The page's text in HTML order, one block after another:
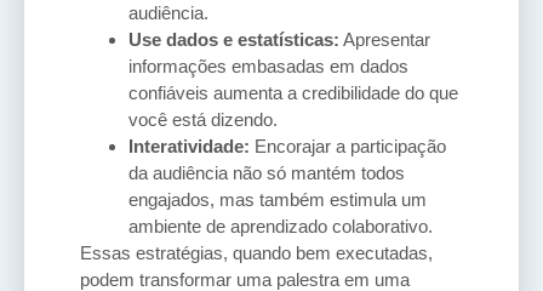
audiência.
Use dados e estatísticas: Apresentar
informações embasadas em dados
confiáveis aumenta a credibilidade do que
você está dizendo.
Interatividade: Encorajar a participação
da audiência não só mantém todos
engajados, mas também estimula um
ambiente de aprendizado colaborativo.
Essas estratégias, quando bem executadas,
podem transformar uma palestra em uma